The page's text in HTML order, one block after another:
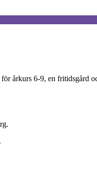
årkurs 6-9, en fritidsgård